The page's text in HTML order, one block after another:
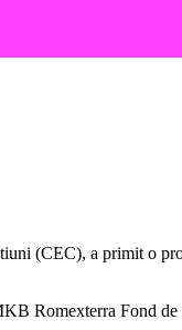
(CEC), a primit o
Romexterra Fond